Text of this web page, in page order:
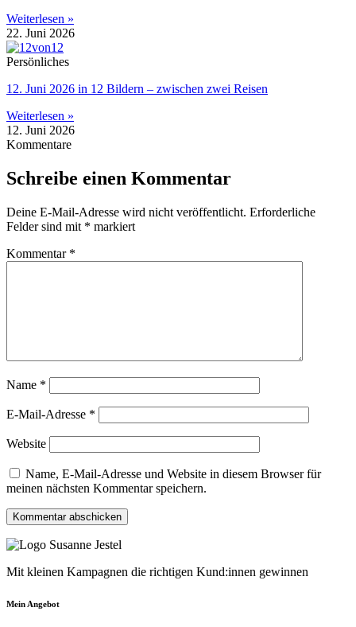
Weiterlesen »
22. Juni 2026
Persönliches
12. Juni 2026 in 12 Bildern – zwischen zwei Reisen
Weiterlesen »
12. Juni 2026
Kommentare
Schreibe einen Kommentar
Deine E-Mail-Adresse wird nicht veröffentlicht. Erforderliche
Felder sind mit * markiert
Kommentar *
Name *
E-Mail-Adresse *
Website
Name, E-Mail-Adresse und Website in diesem Browser für
meinen nächsten Kommentar speichern.
Mit kleinen Kampagnen die richtigen Kund:innen gewinnen
Mein Angebot